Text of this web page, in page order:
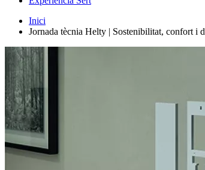
Inici
Jornada tècnia Helty | Sostenibilitat, confort i